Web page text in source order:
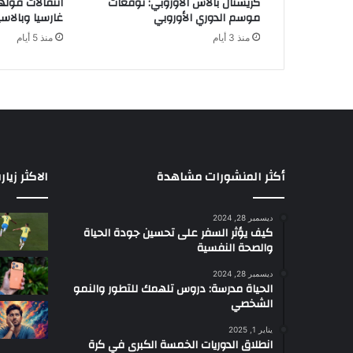
و
د
ي
ا
إ
2
0
2
ا
ل
ي
موسم الدوري الأوروبي
منذ 3 أيام
غارسيا
منذ 5 أيام
أكثر المنشورات مشاهدة
ديسمبر 28, 2024
كيف يؤثر السفر على تحسين جودة الحياة
والصحة النفسية
ديسمبر 28, 2024
الحياة مدرسة: دروس تلهمك للتطور والنمو
الشخصي
يناير 1, 2025
انطلاق الدوريات الخمسة الكبرى في كرة
الاكثر